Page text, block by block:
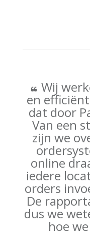
Wij
en
dat door
Van een
zijn we
online
iedere
orders
De
dus we
hoe